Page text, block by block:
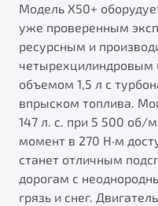
Универсальный
от 2 499 990 ₽*
Обзор В наличии
Клиентская
Модель X50+
уже проверенным
ресурсным и
четырехцилиндровым
объемом 1,5 л с
впрыском топлива.
147 л. с. при 5 500
момент в 270 Н·м
станет отличным
дорогам с
грязь и снег.